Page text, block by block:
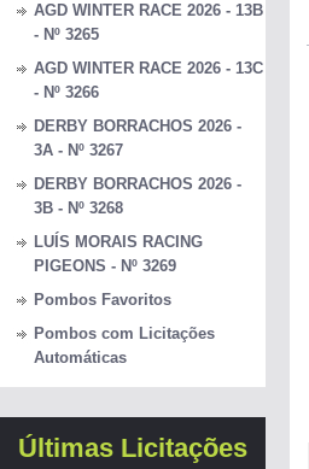
AGD WINTER RACE 2026 - 13B
- Nº 3265
AGD WINTER RACE 2026 - 13C
- Nº 3266
DERBY BORRACHOS 2026 -
3A - Nº 3267
DERBY BORRACHOS 2026 -
3B - Nº 3268
LUÍS MORAIS RACING
PIGEONS - Nº 3269
Pombos Favoritos
Pombos com Licitações
Automáticas
Últimas Licitações